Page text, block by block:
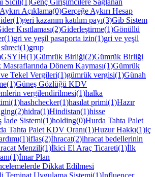
Açıklama(0)Gerçeğe Aykırı Hesap
geri kazanım katılım payı(3)Gib Sistem
Kısıtlaması(2)Giderleştirme(1)Gönüllü
gri ve yeşil pasaporta izin(1)gri ve yeşil
grup
GSYİH(1)Gümrük Birliği(2)Gümrük Birliği
Dönem Kayması(1)Gümrük
Tekel Vergileri(1)gümrük vergisi(1)Günah
Güneş Gözlüğü KDV
vergilendirilmesi(1)halka
hashchecker(1)hasılat primi(1)Hazır
hidra(1)Hindistan(1)hisse
İade Sistemi(1)holding(0)Hurda Tahta Palet
Tahta Palet KDV Oranı(1)Huzur Hakkı(1)iç
iflas(2)İhracat(2)ihracat bedellerinin
Menzili(1)İkici El Araç Ticareti(1)İlk
İmar Plan
Dikkat Edilmesi
Teminat Uygulama Sistemi(1)Influencer